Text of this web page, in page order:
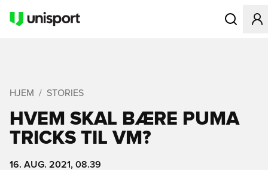
Åbner en
HJEM STORIES
HVEM SKAL BÆRE PUMA
TRICKS TIL VM?
16. AUG. 2021, 08.39